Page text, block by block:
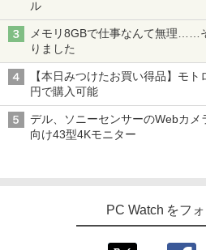
￥726
4
楽譜 吹奏楽
料】
転生冒険譚〜/
U ]
ル
メモリ8GBで仕事なんて無理……
りました
【本日みつけたお買い得品】モ
円で購入可能
デル、ソニーセンサーのWebカ
向け43型4Kモニター
PC Watch をフ